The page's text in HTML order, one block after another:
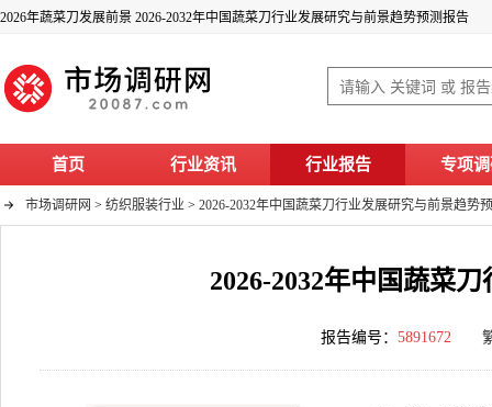
2026年蔬菜刀发展前景 2026-2032年中国蔬菜刀行业发展研究与前景趋势预测报告
首页 行业资讯 行业报告 专项
市场调研网 > 纺织服装行业 > 2026-2032年中国蔬菜刀行业发展研究与前景趋势
2026-2032年中国蔬菜
报告编号： 5891672